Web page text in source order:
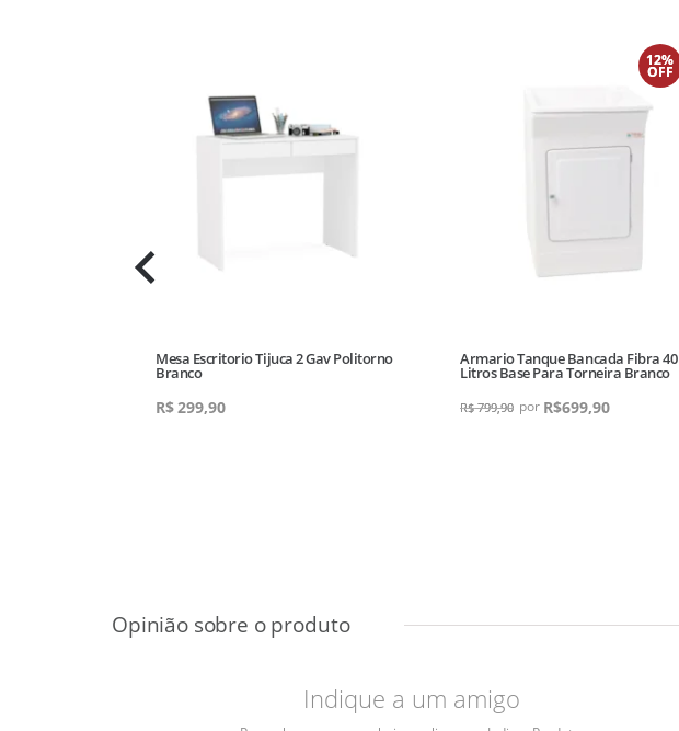
Mesa Escritorio Tijuca 2 Gav Politorno
Branco
R$299,90
12%
OFF
Armario Tanque Bancada Fibra 40
Litros Base Para Torneira Branco
R$ 799,90 R$699,90
Indique a um amigo